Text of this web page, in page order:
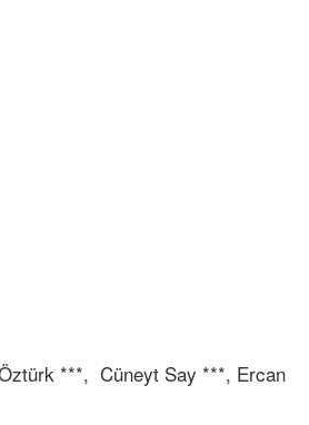
***, Cüneyt Say ***, Ercan